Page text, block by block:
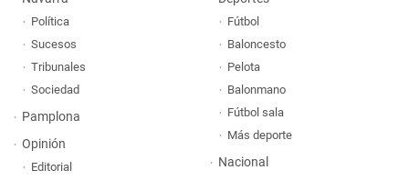
Política
Sucesos
Tribunales
Sociedad
Pamplona
Opinión
Editorial
Fútbol
Baloncesto
Pelota
Balonmano
Fútbol sala
Más deporte
Nacional